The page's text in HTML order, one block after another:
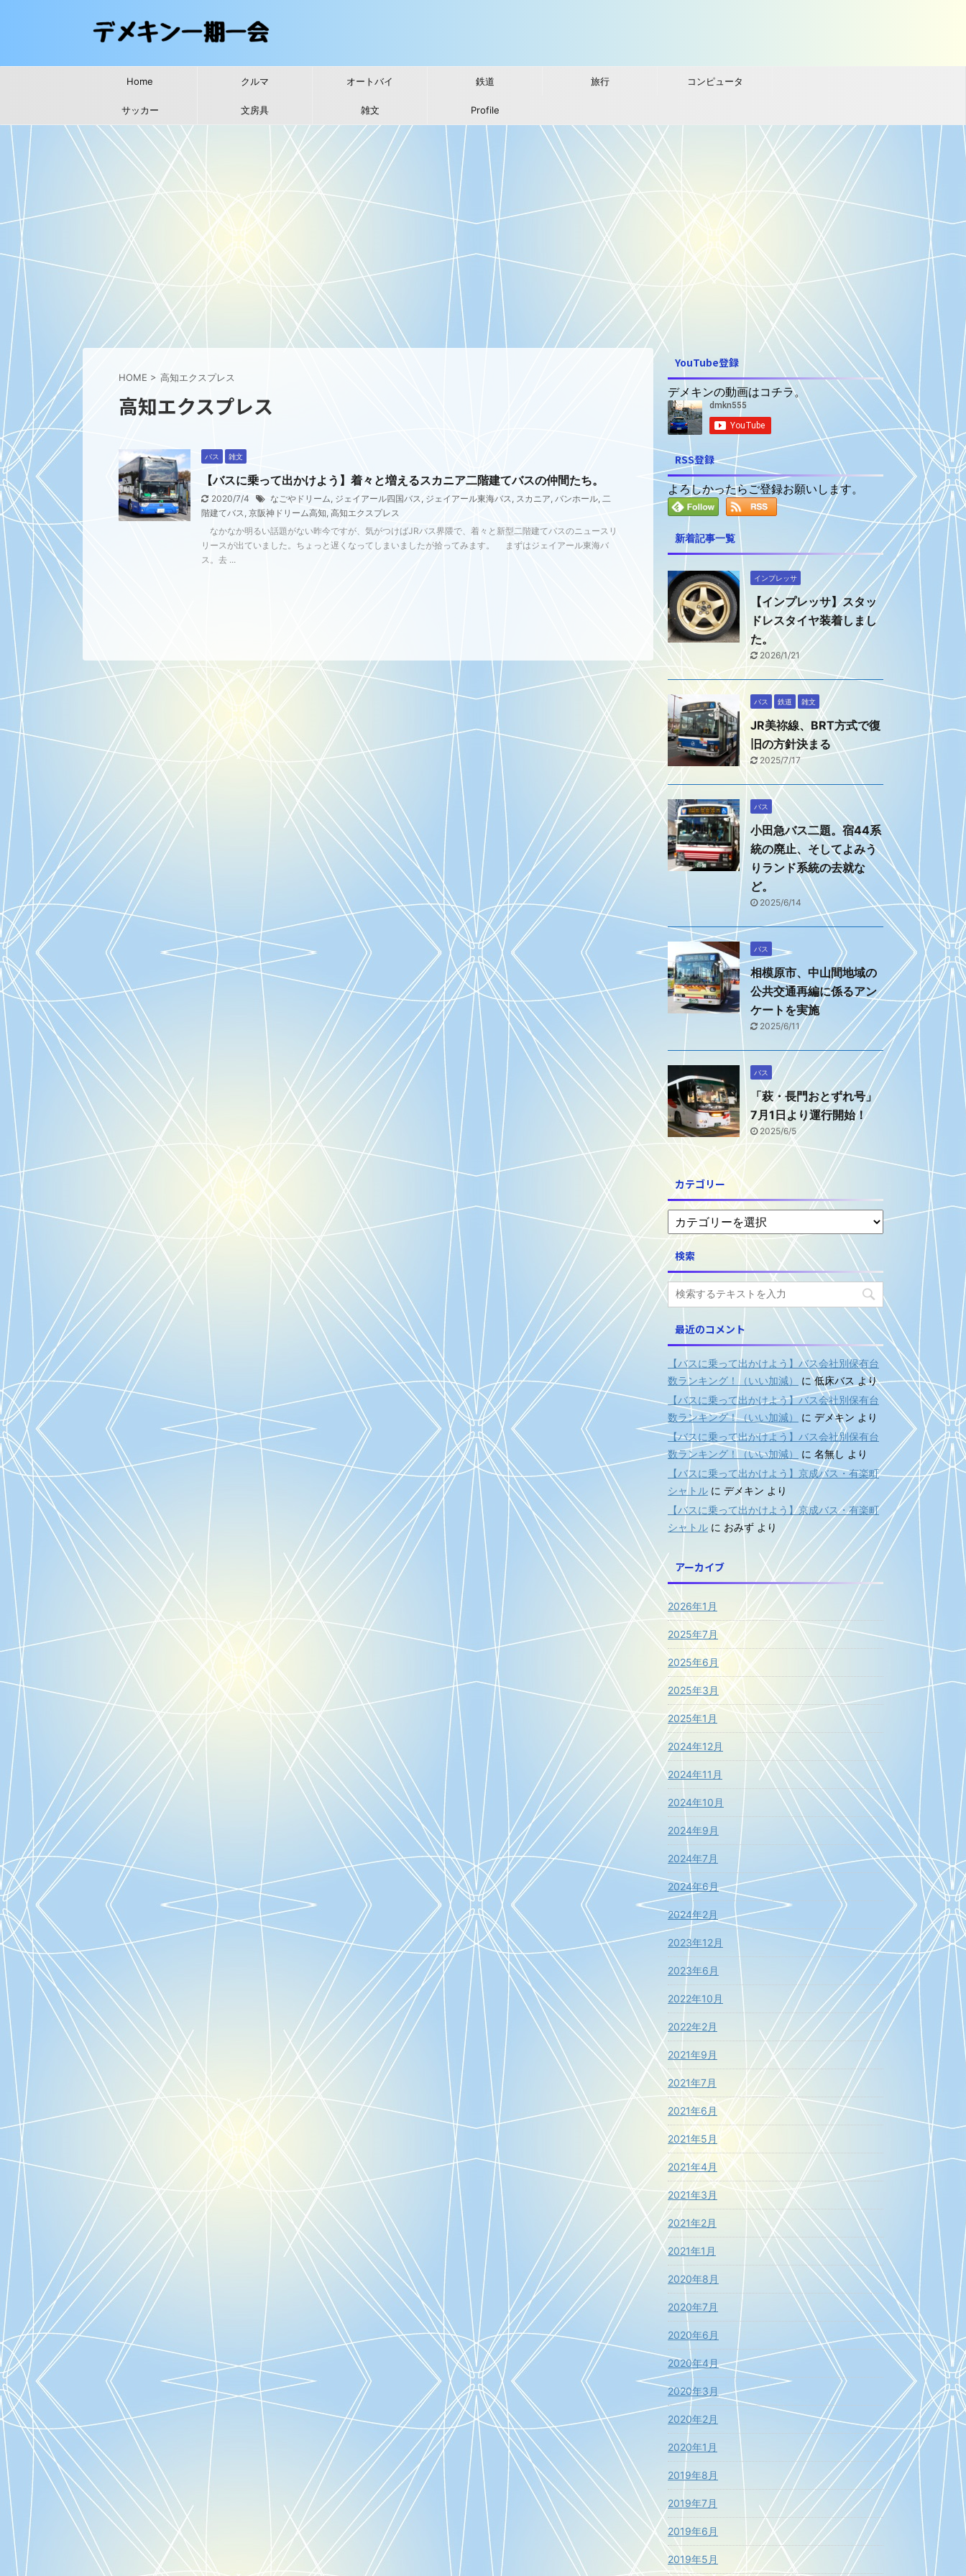
Home クルマ オートバイ 鉄道 旅行 コンピュータ
サッカー 文房具 雑文 Profile
HOME > 高知エクスプレス
高知エクスプレス
バス 雑文
【バスに乗って出かけよう】着々と増えるスカニア二階建てバスの仲間たち。
2020/7/4 なごやドリーム, ジェイアール四国バス, ジェイアール東海バス, スカニア, バンホール, 二
階建てバス, 京阪神ドリーム高知, 高知エクスプレス
なかなか明るい話題がない昨今ですが、気がつけばJRバス界隈で、着々と新型二階建てバスのニュースリ
リースが出ていました。ちょっと遅くなってしまいましたが拾ってみます。 まずはジェイアール東海バ
ス。去 ...
YouTube登録
デメキンの動画はコチラ。
RSS登録
よろしかったらご登録お願いします。
新着記事一覧
インプレッサ
【インプレッサ】スタッ
ドレスタイヤ装着しまし
た。
2026/1/21
バス 鉄道 雑文
JR美祢線、BRT方式で復
旧の方針決まる
2025/7/17
バス
小田急バス二題。宿44系
統の廃止、そしてよみう
りランド系統の去就な
ど。
2025/6/14
バス
相模原市、中山間地域の
公共交通再編に係るアン
ケートを実施
2025/6/11
バス
「萩・長門おとずれ号」
7月1日より運行開始！
2025/6/5
カテゴリー
検索
最近のコメント
【バスに乗って出かけよう】バス会社別保有台
数ランキング！（いい加減）
に低床バス より
【バスに乗って出かけよう】バス会社別保有台
数ランキング！（いい加減）
に デメキン より
【バスに乗って出かけよう】バス会社別保有台
数ランキング！（いい加減）
に 名無し より
【バスに乗って出かけよう】京成バス・有楽町
シャトル に デメキン より
【バスに乗って出かけよう】京成バス・有楽町
シャトル に おみず より
アーカイブ
2026年1月
2025年7月
2025年6月
2025年3月
2025年1月
2024年12月
2024年11月
2024年10月
2024年9月
2024年7月
2024年6月
2024年2月
2023年12月
2023年6月
2022年10月
2022年2月
2021年9月
2021年7月
2021年6月
2021年5月
2021年4月
2021年3月
2021年2月
2021年1月
2020年8月
2020年7月
2020年6月
2020年4月
2020年3月
2020年2月
2020年1月
2019年8月
2019年7月
2019年6月
2019年5月